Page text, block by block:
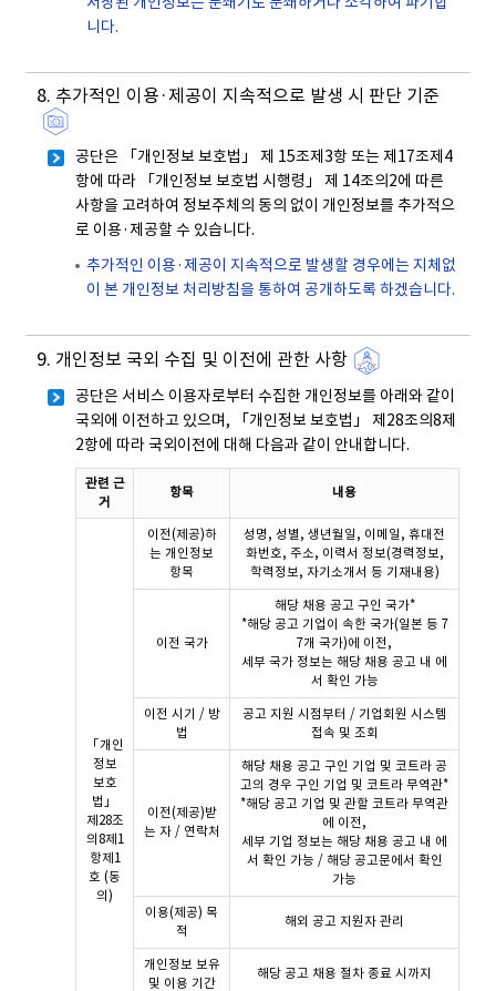
니다.
8. 추가적인 이용·제공이 지속적으로 발생 시 판단 기준
공단은 「개인정보 보호법」 제 15조제3항 또는 제17조제4
항에 따라 「개인정보 보호법 시행령」 제 14조의2에 따른
사항을 고려하여 정보주체의 동의 없이 개인정보를 추가적으
로 이용·제공할 수 있습니다.
추가적인 이용·제공이 지속적으로 발생할 경우에는 지체없
이 본 개인정보 처리방침을 통하여 공개하도록 하겠습니다.
9. 개인정보 국외 수집 및 이전에 관한 사항
공단은 서비스 이용자로부터 수집한 개인정보를 아래와 같이
국외에 이전하고 있으며, 「개인정보 보호법」 제28조의8제
2항에 따라 국외이전에 대해 다음과 같이 안내합니다.
관련 근
거
항목 내용
「개인
정보
보호
법」
제28조
의8제1
항제1
호 (동
의)
이전(제공)하
는 개인정보
항목
성명, 성별, 생년월일, 이메일, 휴대전
화번호, 주소, 이력서 정보(경력정보,
학력정보, 자기소개서 등 기재내용)
이전 국가
해당 채용 공고 구인 국가*
*해당 공고 기업이 속한 국가(일본 등 7
7개 국가)에 이전,
세부 국가 정보는 해당 채용 공고 내 에
서 확인 가능
이전 시기 / 방
법
공고 지원 시점부터 / 기업회원 시스템
접속 및 조회
이전(제공)받
는 자 / 연락처
해당 채용 공고 구인 기업 및 코트라 공
고의 경우 구인 기업 및 코트라 무역관*
*해당 공고 기업 및 관할 코트라 무역관
에 이전,
세부 기업 정보는 해당 채용 공고 내 에
서 확인 가능 / 해당 공고문에서 확인
가능
이용(제공) 목
적
해외 공고 지원자 관리
개인정보 보유
및 이용 기간
해당 공고 채용 절차 종료 시까지